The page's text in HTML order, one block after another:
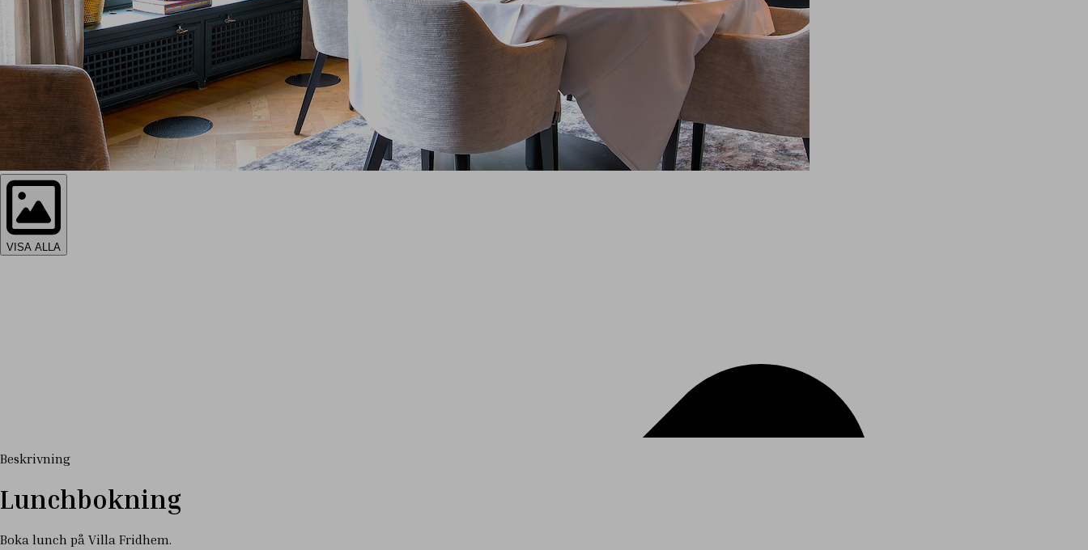
VISA ALLA
Beskrivning
Lunchbokning
Boka lunch på Villa Fridhem.